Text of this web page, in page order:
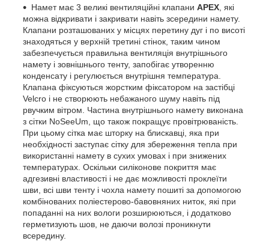
Намет має 3 великі вентиляційні клапани APEX , які
можна відкривати і закривати навіть зсередини намету.
Клапани розташованих у місцях перетину дуг і по висоті
знаходяться у верхній третині стінок, таким чином
забезпечується правильна вентиляція внутрішнього
намету і зовнішнього тенту, запобігає утворенню
конденсату і регулюється внутрішня температура.
Клапана фіксуються жорстким фіксатором на застібці
Velcro і не створюють небажаного шуму навіть під
рвучким вітром. Частина внутрішнього намету виконана
з сітки NoSeeUm, що також покращує провітрюваність.
При цьому сітка має шторку на блискавці, яка при
необхідності заступає сітку для збереження тепла при
використанні намету в сухих умовах і при знижених
температурах. Оскільки силіконове покриття має
адгезивні властивості і не дає можливості проклеїти
шви, всі шви тенту і чохла намету пошиті за допомогою
комбінованих поліестерово-бавовняних ниток, які при
попаданні на них вологи розширюються, і додатково
герметизують шов, не даючи волозі проникнути
всередину.